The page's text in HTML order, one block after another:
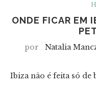
ONDE FICAR EM
por Natalia
Ibiza não é feita só de